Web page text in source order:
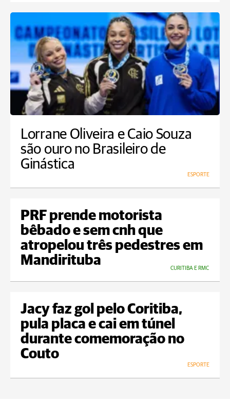
Lorrane Oliveira e Caio Souza
são ouro no Brasileiro de
Ginástica
ESPORTE
PRF prende motorista
bêbado e sem cnh que
atropelou três pedestres em
Mandirituba
CURITIBA E RMC
Jacy faz gol pelo Coritiba,
pula placa e cai em túnel
durante comemoração no
Couto
ESPORTE